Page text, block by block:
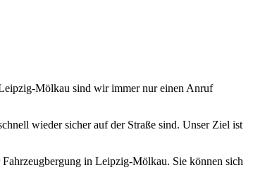
Mölkau sind wir immer nur einen Anruf
wieder sicher auf der Straße sind. Unser Ziel ist
in Leipzig-Mölkau. Sie können sich